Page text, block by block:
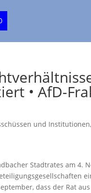
• AfD-
und Institutionen,
Stadtrates am 4.
dass der Rat